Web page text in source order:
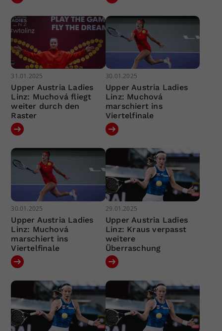
31.01.2025
Upper Austria Ladies
Linz: Muchová fliegt
weiter durch den
Raster
30.01.2025
Upper Austria Ladies
Linz: Muchová
marschiert ins
Viertelfinale
30.01.2025
Upper Austria Ladies
Linz: Muchová
marschiert ins
Viertelfinale
29.01.2025
Upper Austria Ladies
Linz: Kraus verpasst
weitere
Überraschung